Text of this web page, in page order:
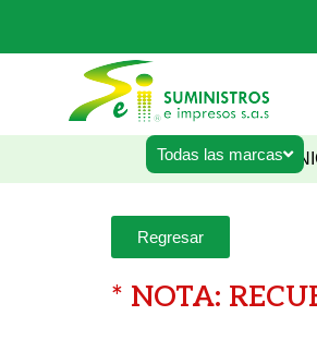
Todas las marcas
Regresar
* NOTA: